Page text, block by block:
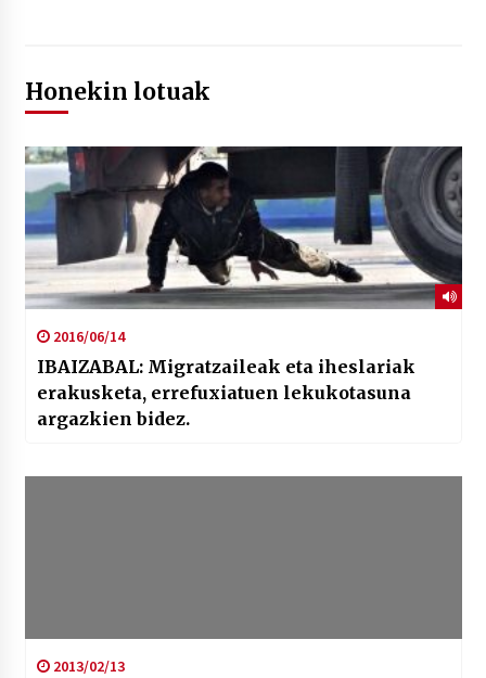
Honekin lotuak
2016/06/14
IBAIZABAL: Migratzaileak eta iheslariak
erakusketa, errefuxiatuen lekukotasuna
argazkien bidez.
2013/02/13